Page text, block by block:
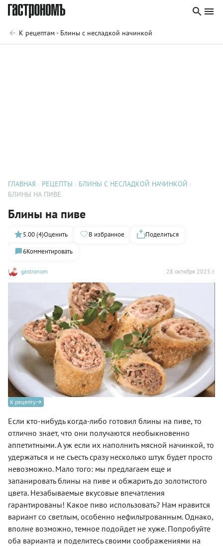
К рецептам - Блины с несладкой начинкой
ГЛАВНАЯ РЕЦЕПТЫ
БЛИНЫ С НЕСЛАДКОЙ НАЧИНКОЙ
БЛИНЫ НА ПИВЕ
Блины на пиве
gastronom 28 октября 2025 г.
5.00 (4)Оценить В избранное
Поделиться
6Комментировать
К рецепту
Если кто-нибудь когда-либо готовил блины на пиве, то
отлично знает, что они получаются необыкновенно
аппетитными. А уж если их наполнить мясной начинкой, то
удержаться и не съесть сразу несколько штук будет просто
невозможно. Мало того: мы предлагаем еще и
запанировать блины на пиве и обжарить до золотистого
цвета. Незабываемые вкусовые впечатления
гарантированы! Какое пиво использовать? Нам нравится
вариант со светлым, особенно нефильтрованным. Однако,
вполне возможно, темное подойдет не хуже. Попробуйте
оба варианта и поделитесь своими соображениями на